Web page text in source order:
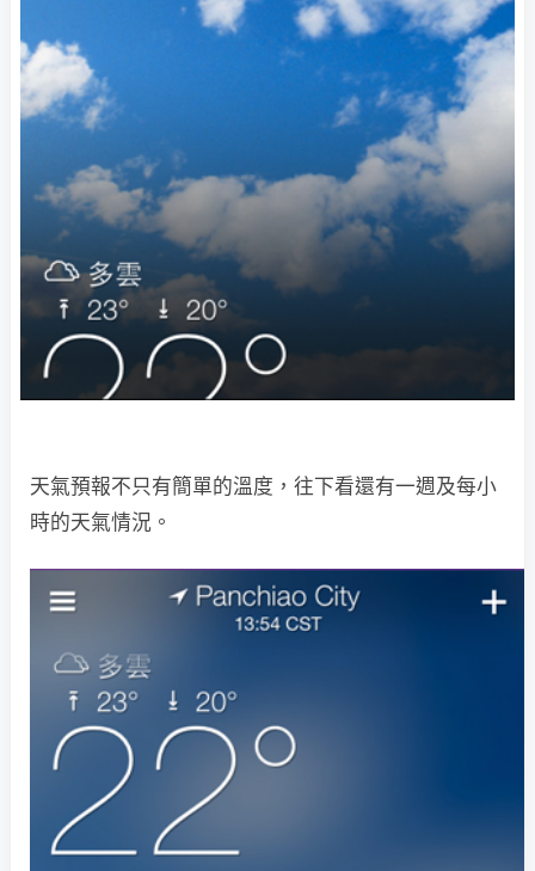
天氣預報不只有簡單的溫度，往下看還有一週及每小
時的天氣情況。